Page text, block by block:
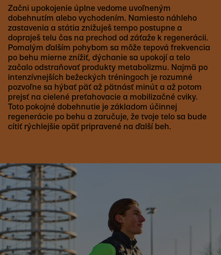
Začni upokojenie úplne vedome uvoľneným
dobehnutím alebo vychodením. Namiesto náhleho
zastavenia a státia znižuješ tempo postupne a
dopraješ telu čas na prechod od záťaže k regenerácii.
Pomalým ďalším pohybom sa môže tepová frekvencia
po behu mierne znížiť, dýchanie sa upokojí a telo
začalo odstraňovať produkty metabolizmu. Najmä po
intenzívnejších bežeckých tréningoch je rozumné
pozvoľne sa hýbať päť až pätnásť minút a až potom
prejsť na cielené preťahovacie a mobilizačné cviky.
Toto pokojné dobehnutie je základom účinnej
regenerácie po behu a zaručuje, že tvoje telo sa bude
cítiť rýchlejšie opäť pripravené na ďalší beh.